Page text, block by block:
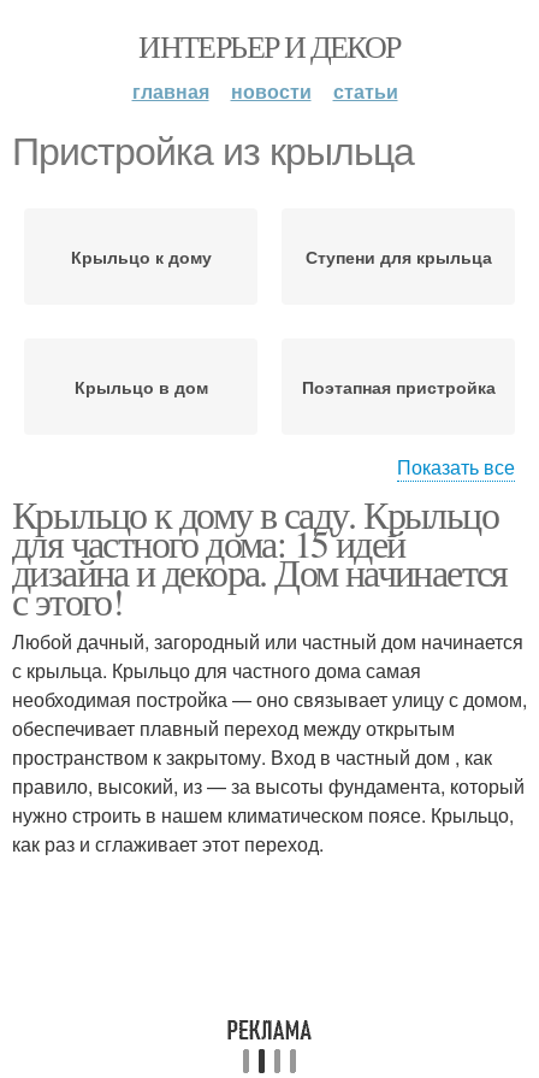
ИНТЕРЬЕР И ДЕКОР
главная новости статьи
Пристройка из крыльца
Крыльцо к дому Ступени для крыльца
Крыльцо в дом Поэтапная пристройка
Бетонное крыльцо
Фундамент для
крыльца
Крыльца в частном
доме
Металлическое
крыльцо
Крыльцо из металла
Показать все
Крыльцо к дому в саду. Крыльцо
для частного дома: 15 идей
дизайна и декора. Дом начинается
с этого!
Любой дачный, загородный или частный дом начинается
с крыльца. Крыльцо для частного дома самая
необходимая постройка — оно связывает улицу с домом,
обеспечивает плавный переход между открытым
пространством к закрытому. Вход в частный дом , как
правило, высокий, из — за высоты фундамента, который
нужно строить в нашем климатическом поясе. Крыльцо,
как раз и сглаживает этот переход.